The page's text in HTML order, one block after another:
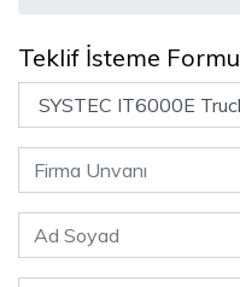
Teklif İsteme Formu